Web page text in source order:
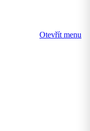
Otevřít menu